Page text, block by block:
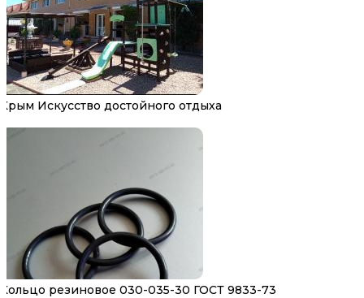
Крым Искусство достойного отдыха
Кольцо резиновое 030-035-30 ГОСТ 9833-73